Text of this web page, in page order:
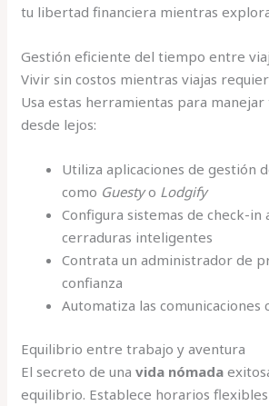
tu libertad financiera mientras
Gestión eficiente del tiempo entre
Vivir sin costos mientras viajas
Usa estas herramientas para
desde lejos:
Utiliza aplicaciones de gestión
como Guestyo Lodgify
Configura sistemas de check-in
cerraduras inteligentes
Contrata un administrador de
confianza
Automatiza las comunicaciones
Equilibrio entre trabajo y aventura
El secreto de unavida nómada
equilibrio. Establece horarios